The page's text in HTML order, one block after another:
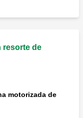
mando manual.
resorte de
motorizada de